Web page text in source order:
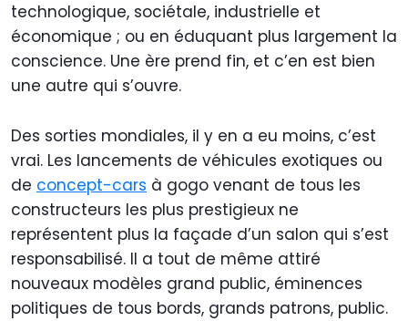
technologique, sociétale, industrielle et
économique ; ou en éduquant plus largement la
conscience. Une ère prend fin, et c’en est bien
une autre qui s’ouvre.
Des sorties mondiales, il y en a eu moins, c’est
vrai. Les lancements de véhicules exotiques ou
de concept-cars à gogo venant de tous les
constructeurs les plus prestigieux ne
représentent plus la façade d’un salon qui s’est
responsabilisé. Il a tout de même attiré
nouveaux modèles grand public, éminences
politiques de tous bords, grands patrons, public.